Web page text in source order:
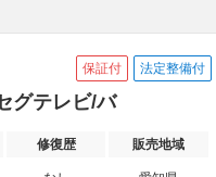
保証付 法定整備付
グテレビ/バ
修復歴 販売地域